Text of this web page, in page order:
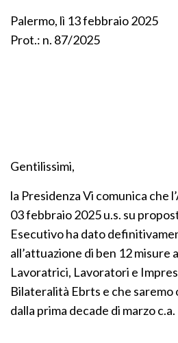
Palermo, lì 13 febbraio 2025
Prot.: n. 87/2025
Alle
Gentilissimi,
la Presidenza Vi comunica che
03 febbraio 2025 u.s. su
Esecutivo ha dato
all’attuazione di ben 12 misure
Lavoratrici, Lavoratori e
Bilateralità Ebrts e che
dalla prima decade di marzo c.a.